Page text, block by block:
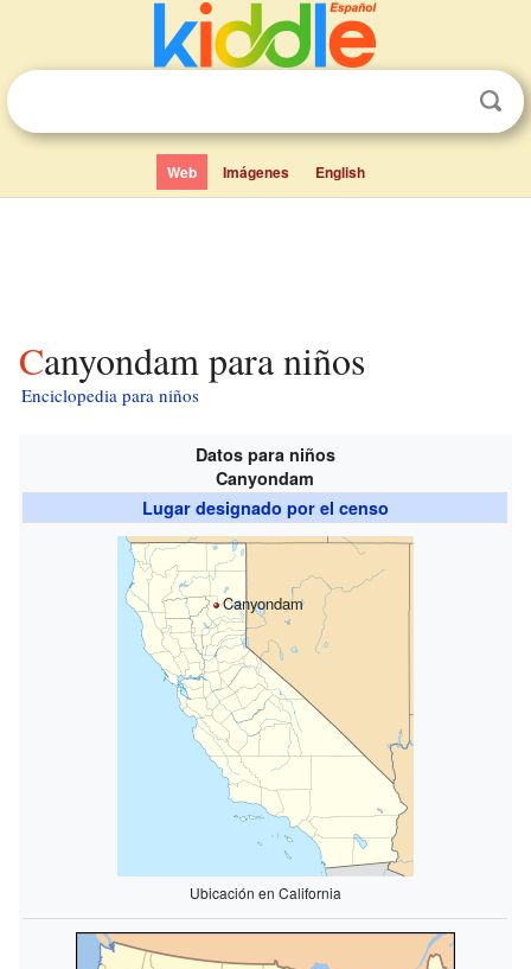
Web Imágenes English
Canyondam para niños
Enciclopedia para niños
Datos para niños
Canyondam
Lugar designado por el censo
Canyondam
Ubicación en California